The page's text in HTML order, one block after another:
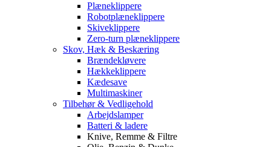
Plæneklippere
Robotplæneklippere
Skiveklippere
Zero-turn plæneklippere
Skov, Hæk & Beskæring
Brændekløvere
Hækkeklippere
Kædesave
Multimaskiner
Tilbehør & Vedligehold
Arbejdslamper
Batteri & ladere
Knive, Remme & Filtre